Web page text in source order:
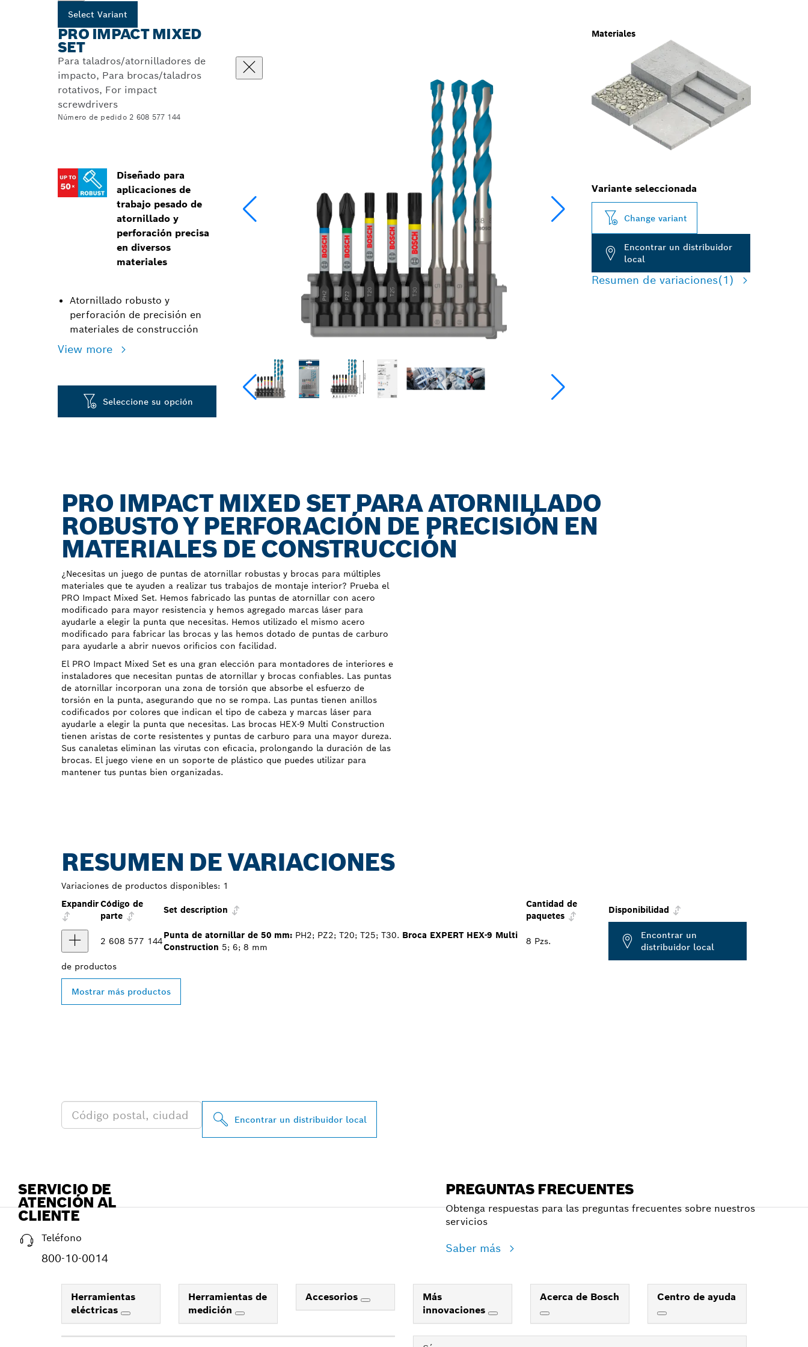
Select Variant
PRO IMPACT MIXED
SET
Para taladros/atornilladores de
impacto, Para brocas/taladros
rotativos, For impact
screwdrivers
Número de pedido 2 608 577 144
Diseñado para
aplicaciones de
trabajo pesado de
atornillado y
perforación precisa
en diversos
materiales
Atornillado robusto y
perforación de precisión en
materiales de construcción
View more
Materiales
Seleccione su opción
Variante seleccionada
Change variant
Encontrar un distribuidor
local
Resumen de variaciones(1)
PRO IMPACT MIXED SET PARA ATORNILLADO
ROBUSTO Y PERFORACIÓN DE PRECISIÓN EN
MATERIALES DE CONSTRUCCIÓN
¿Necesitas un juego de puntas de atornillar robustas y brocas para múltiples
materiales que te ayuden a realizar tus trabajos de montaje interior? Prueba el
PRO Impact Mixed Set. Hemos fabricado las puntas de atornillar con acero
modificado para mayor resistencia y hemos agregado marcas láser para
ayudarle a elegir la punta que necesitas. Hemos utilizado el mismo acero
modificado para fabricar las brocas y las hemos dotado de puntas de carburo
para ayudarle a abrir nuevos orificios con facilidad.
El PRO Impact Mixed Set es una gran elección para montadores de interiores e
instaladores que necesitan puntas de atornillar y brocas confiables. Las puntas
de atornillar incorporan una zona de torsión que absorbe el esfuerzo de
torsión en la punta, asegurando que no se rompa. Las puntas tienen anillos
codificados por colores que indican el tipo de cabeza y marcas láser para
ayudarle a elegir la punta que necesitas. Las brocas HEX-9 Multi Construction
tienen aristas de corte resistentes y puntas de carburo para una mayor dureza.
Sus canaletas eliminan las virutas con eficacia, prolongando la duración de las
brocas. El juego viene en un soporte de plástico que puedes utilizar para
mantener tus puntas bien organizadas.
RESUMEN DE VARIACIONES
Variaciones de productos disponibles: 1
ExpandirCódigo de
parte
Set description
Cantidad de
paquetes
Disponibilidad
2 608 577 144
Punta de atornillar de 50 mm: PH2; PZ2; T20; T25; T30. Broca EXPERT HEX-9 Multi
Construction 5; 6; 8 mm
8 Pzs.
Encontrar un
distribuidor local
de productos
Mostrar más productos
Encontrar un distribuidor local
SERVICIO DE
ATENCIÓN AL
CLIENTE
Teléfono
800-10-0014
PREGUNTAS FRECUENTES
Obtenga respuestas para las preguntas frecuentes sobre nuestros
servicios
Saber más
Herramientas
eléctricas
Herramientas de
medición
Accesorios
Más
innovaciones
Acerca de Bosch Centro de ayuda